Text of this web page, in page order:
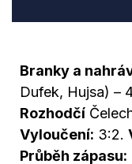
Branky a
Dufek, Hujsa) –
Rozhodčí
Vyloučení: 3:2.
Průběh zápasu: